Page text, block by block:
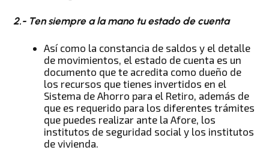
2.- Ten siempre a la mano tu estado de cuenta
Así como la constancia de saldos y el detalle
de movimientos, el estado de cuenta es un
documento que te acredita como dueño de
los recursos que tienes invertidos en el
Sistema de Ahorro para el Retiro, además de
que es requerido para los diferentes trámites
que puedes realizar ante la Afore, los
institutos de seguridad social y los institutos
de vivienda.